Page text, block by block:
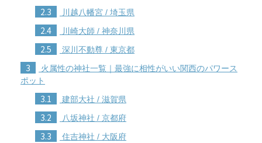
2.3 川越八幡宮 / 埼玉県
2.4 川崎大師 / 神奈川県
2.5 深川不動尊 / 東京都
3
火属性の神社一覧｜最強に相性がいい関西のパワース
ポット
3.1 建部大社 / 滋賀県
3.2 八坂神社 / 京都府
3.3 住吉神社 / 大阪府